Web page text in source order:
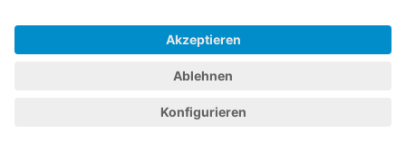
Kontrastwechsel